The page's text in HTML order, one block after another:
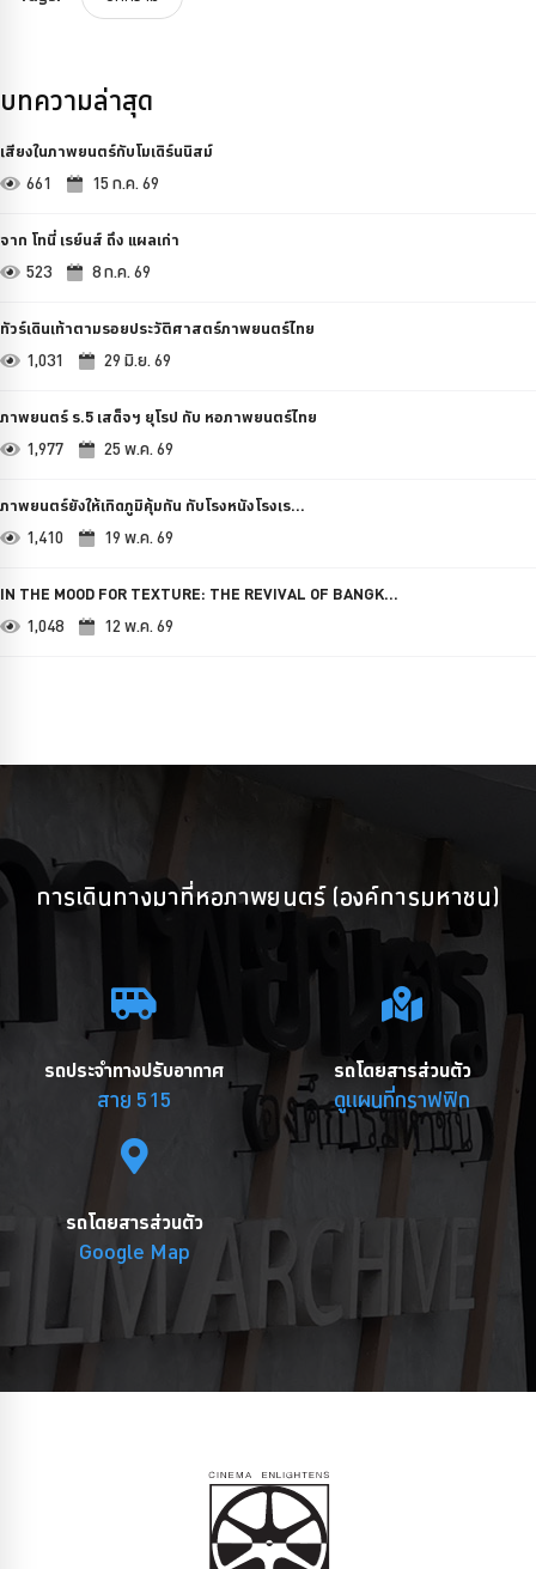
บทความล่าสุด
เสียงในภาพยนตร์กับโมเดิร์นนิสม์
661 15 ก.ค. 69
จาก โทนี่ เรย์นส์ ถึง แผลเก่า
523 8 ก.ค. 69
ทัวร์เดินเท้าตามรอยประวัติศาสตร์ภาพยนตร์ไทย
1,031 29 มิ.ย. 69
ภาพยนตร์ ร.5 เสด็จฯ ยุโรป กับ หอภาพยนตร์ไทย
1,977 25 พ.ค. 69
ภาพยนตร์ยังให้เกิดภูมิคุ้มกัน กับโรงหนังโรงเร...
1,410 19 พ.ค. 69
IN THE MOOD FOR TEXTURE: THE REVIVAL OF BANGK...
1,048 12 พ.ค. 69
การเดินทางมาที่หอภาพยนตร์ (องค์การมหาชน)
รถประจำทางปรับอากาศ
สาย 515
รถโดยสารส่วนตัว
ดูแผนที่กราฟฟิก
รถโดยสารส่วนตัว
Google Map